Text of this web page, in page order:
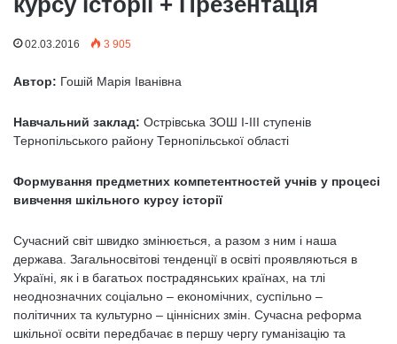
02.03.2016 3 905
Автор: Гошій Марія Іванівна
Навчальний заклад: Острівська ЗОШ І-ІІІ ступенів
Тернопільського району Тернопільської області
Формування предметних компетентностей учнів у процесі
вивчення шкільного курсу історії
Сучасний світ швидко змінюється, а разом з ним і наша
держава. Загальносвітові тенденції в освіті проявляються в
Україні, як і в багатьох пострадянських країнах, на тлі
неоднозначних соціально – економічних, суспільно –
політичних та культурно – ціннісних змін. Сучасна реформа
шкільної освіти передбачає в першу чергу гуманізацію та